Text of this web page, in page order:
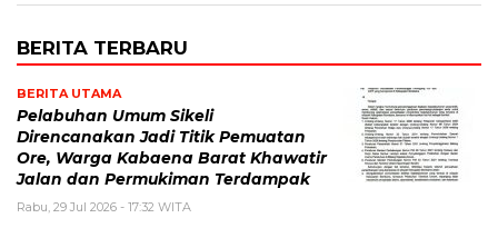
BERITA TERBARU
BERITA UTAMA
Pelabuhan Umum Sikeli
Direncanakan Jadi Titik Pemuatan
Ore, Warga Kabaena Barat Khawatir
Jalan dan Permukiman Terdampak
Rabu, 29 Jul 2026 - 17:32 WITA